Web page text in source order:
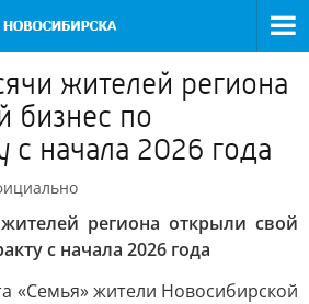
жителей региона
бизнес по
с начала 2026 года
региона открыли свой
с начала 2026 года
«Семья» жители Новосибирской